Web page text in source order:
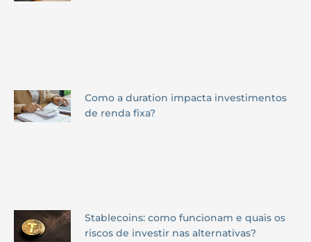
Como a duration impacta investimentos
de renda fixa?
Stablecoins: como funcionam e quais os
riscos de investir nas alternativas?